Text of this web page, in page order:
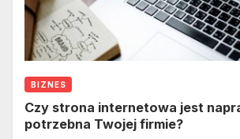
BIZNES
Czy strona internetowa jest
potrzebna Twojej firmie?